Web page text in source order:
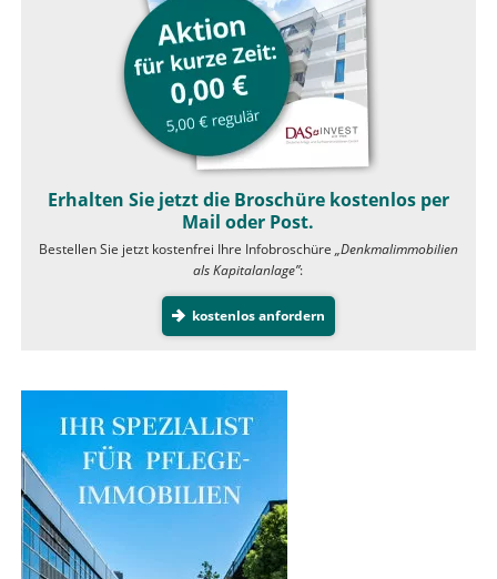
Erhalten Sie jetzt die Broschüre kostenlos per
Mail oder Post.
Bestellen Sie jetzt kostenfrei Ihre Infobroschüre „Denkmalimmobilien
als Kapitalanlage”:
kostenlos anfordern